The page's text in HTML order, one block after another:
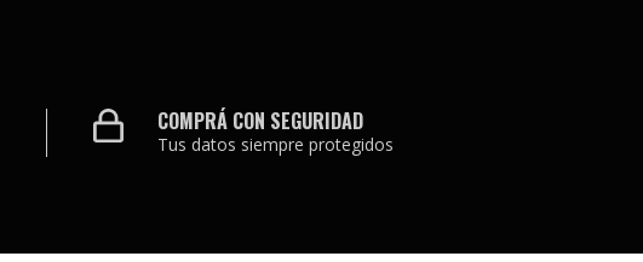
COMPRÁ CON SEGURIDAD
Tus datos siempre protegidos